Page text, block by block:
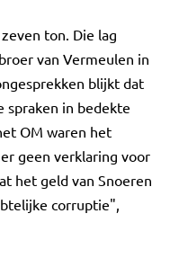
ton. Die lag
van Vermeulen in
blijkt dat
spraken in bedekte
OM waren het
geen verklaring voor
het geld van Snoeren
corruptie",